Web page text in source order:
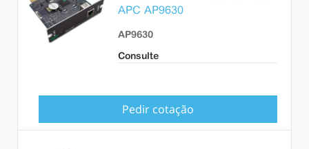
APC AP9630
AP9630
Consulte
Pedir cotação